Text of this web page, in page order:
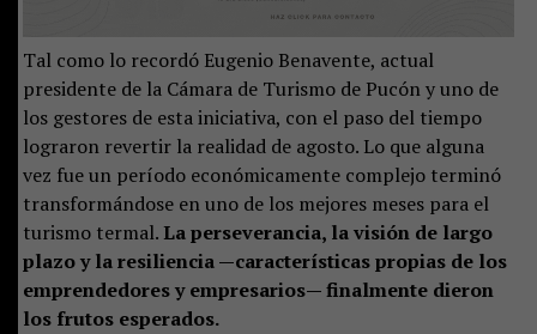
Tal como lo recordó Eugenio Benavente, actual
presidente de la Cámara de Turismo de Pucón y uno de
los gestores de esta iniciativa, con el paso del tiempo
lograron revertir la realidad de agosto. Lo que alguna
vez fue un período económicamente complejo terminó
transformándose en uno de los mejores meses para el
turismo termal. La perseverancia, la visión de largo
plazo y la resiliencia —características propias de los
emprendedores y empresarios— finalmente dieron
los frutos esperados.